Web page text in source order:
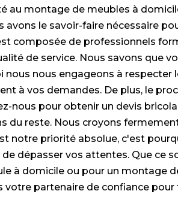
au montage de meubles à
avons le savoir-faire nécessaire
composée de professionnels
de service. Nous savons que
nous nous engageons à respecter
à vos demandes. De plus, le
nous pour obtenir un devis
du reste. Nous croyons
notre priorité absolue, c'est
dépasser vos attentes. Que ce
à domicile ou pour un montage
votre partenaire de confiance pour